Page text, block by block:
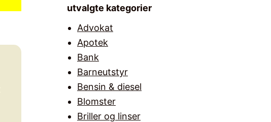
utvalgte kategorier
Advokat
Apotek
Bank
Barneutstyr
Bensin & diesel
Blomster
Briller og linser